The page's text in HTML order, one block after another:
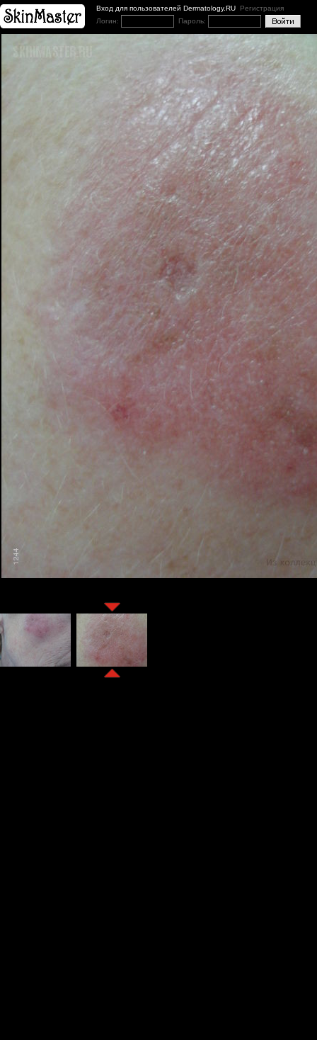
Вход для пользователей Dermatology.RU Регистрация
Логин:
Пароль: